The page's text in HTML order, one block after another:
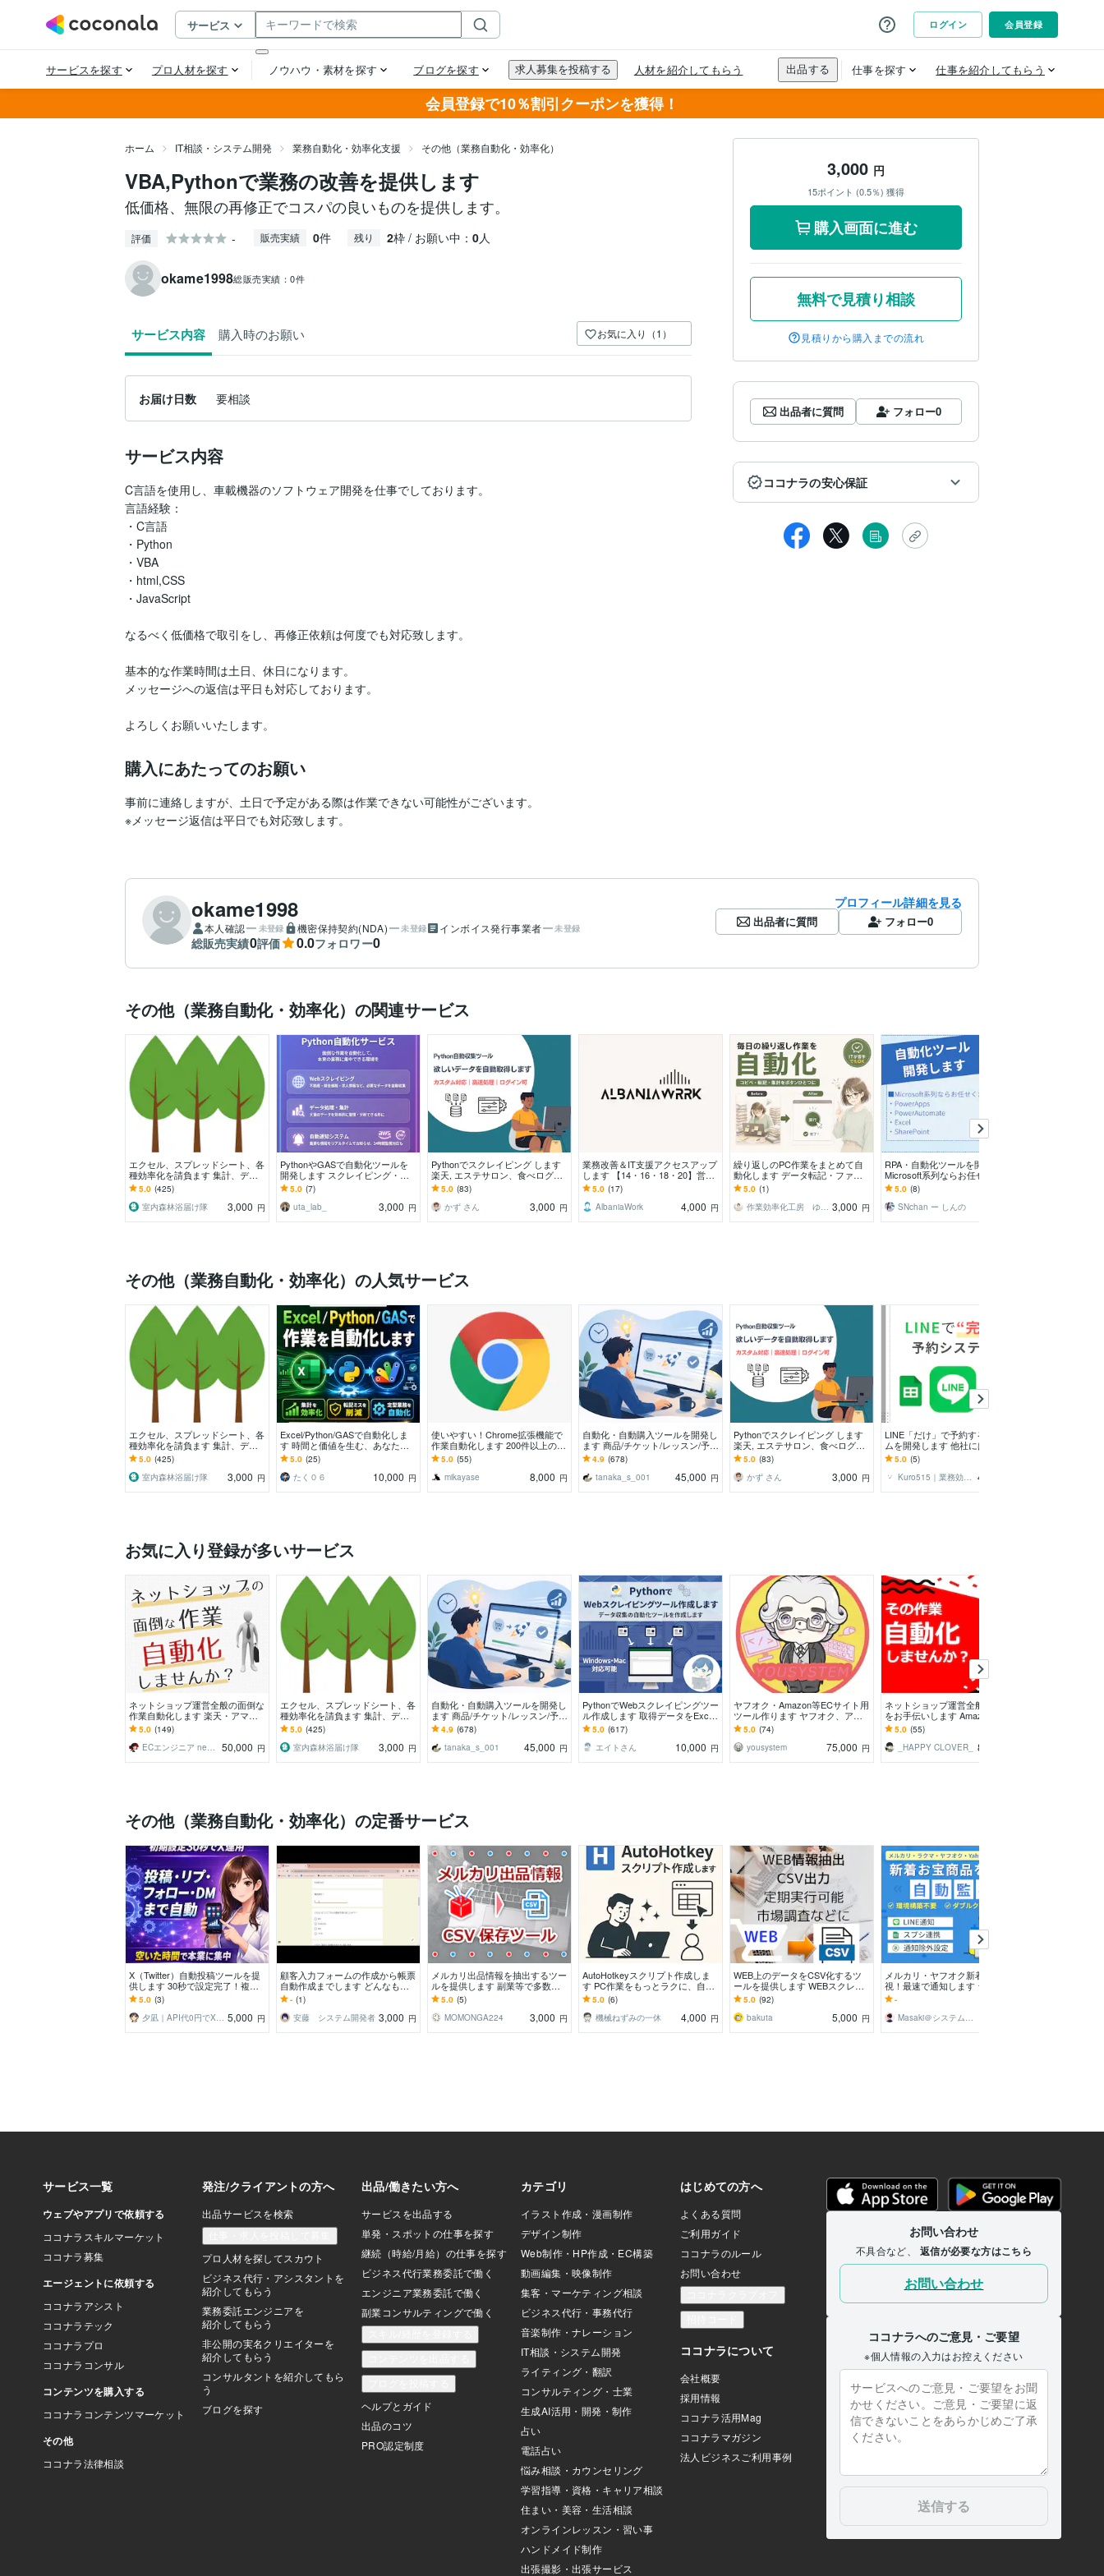
会員登録で10％割引クーポンを獲得！
ホーム IT相談・システム開発 業務自動化・効率化支援 その他（業務自動化・効率化）
VBA,Pythonで業務の改善を提供します
低価格、無限の再修正でコスパの良いものを提供します。
評価 - 販売実績 0件 残り 2枠 / お願い中： 0人
okame1998総販売実績：0件
サービス内容 購入時のお願い お気に入り（1）
お届け日数 要相談
サービス内容
C言語を使用し、車載機器のソフトウェア開発を仕事でしております。
言語経験：
・C言語
・Python
・VBA
・html,CSS
・JavaScript
なるべく低価格で取引をし、再修正依頼は何度でも対応致します。
基本的な作業時間は土日、休日になります。
メッセージへの返信は平日も対応しております。
よろしくお願いいたします。
購入にあたってのお願い
事前に連絡しますが、土日で予定がある際は作業できない可能性がございます。
※メッセージ返信は平日でも対応致します。
3,000 円
15ポイント (0.5％) 獲得
購入画面に進む
無料で見積り相談
見積りから購入までの流れ
出品者に質問 フォロー0
ココナラの安心保証
okame1998
本人確認 未登録 機密保持契約(NDA) 未登録 インボイス発行事業者 未登録
総販売実績0評価 0.0フォロワー0
プロフィール詳細を見る
出品者に質問 フォロー0
その他（業務自動化・効率化）の関連サービス
エクセル、スプレッドシート、各
種効率化を請負ます 集計、デー
タ分析、管理表、業務効率化はお
任せ下さい！
5.0 (425)
室内森林浴届け隊
3,000 円
PythonやGASで自動化ツールを
開発します スクレイピング・通
知・API連携など
5.0 (7)
uta_lab_
3,000 円
Pythonでスクレイピング します
楽天, エステサロン、食べログの
データ収集経験あり
5.0 (83)
かず さん
3,000 円
業務改善＆IT支援アクセスアップ
します 【14・16・18・20】営
業・求人・内部構築
5.0 (17)
AlbaniaWork
4,000 円
繰り返しのPC作業をまとめて自
動化します データ転記・ファイ
ル整理をボタン1つに（Python対
応）
5.0 (1)
作業効率化工房 ゆうか 3,000 円
RPA・自動化ツールを開発します
Microsoft系列ならお任せくださ
い！！
5.0 (8)
SNchan ー しんの
その他（業務自動化・効率化）の人気サービス
エクセル、スプレッドシート、各
種効率化を請負ます 集計、デー
タ分析、管理表、業務効率化はお
任せ下さい！
5.0 (425)
室内森林浴届け隊
3,000 円
Excel/Python/GASで自動化しま
す 時間と価値を生む、あなたの
自動化
5.0 (25)
たく０６
10,000 円
使いやすい！Chrome拡張機能で
作業自動化します 200件以上の自
動化実績でご要望にお応えしま
す。
5.0 (55)
mikayase
8,000 円
自動化・自動購入ツールを開発し
ます 商品/チケット/レッスン/予約
など何でもどうぞ！
4.9 (678)
tanaka_s_001
45,000 円
Pythonでスクレイピング します
楽天, エステサロン、食べログの
データ収集経験あり
5.0 (83)
かず さん
3,000 円
LINE「だけ」で予約するシステ
ムを開発します 他社にはないオ
ーダーメイド予約システムで簡単
管理！
5.0 (5)
Kuro515｜業務効率化のプロ 40,000
お気に入り登録が多いサービス
ネットショップ運営全般の面倒な
作業自動化します 楽天・アマゾ
ン・ヤフーショッピング面倒な作
業してませんか？
5.0 (149)
ECエンジニア neger
50,000 円
エクセル、スプレッドシート、各
種効率化を請負ます 集計、デー
タ分析、管理表、業務効率化はお
任せ下さい！
5.0 (425)
室内森林浴届け隊
3,000 円
自動化・自動購入ツールを開発し
ます 商品/チケット/レッスン/予約
など何でもどうぞ！
4.9 (678)
tanaka_s_001
45,000 円
PythonでWebスクレイピングツー
ル作成します 取得データをExcel/
スプレッドシートへ自動出力しま
す
5.0 (617)
エイトさん
10,000 円
ヤフオク・Amazon等ECサイト用
ツール作ります ヤフオク、アマ
ゾン等を頻繁にお使いの方へツー
ルを開発します。
5.0 (74)
yousystem
75,000 円
ネットショップ運営全般の自動化
をお手伝いします Amazon・Yaho
oショッピング・ヤフオク・メル
カリなど
5.0 (55)
_HAPPY CLOVER_
80,000
その他（業務自動化・効率化）の定番サービス
X（Twitter）自動投稿ツールを提
供します 30秒で設定完了！複数
アカ一括管理！プロキシ対応！
5.0 (3)
夕凪｜API代0円でX完全自動化 5,000 円
顧客入力フォームの作成から帳票
自動作成までします どんなもの
でも3,000円で作成します‼
- (1)
安藤 システム開発者 3,000 円
メルカリ出品情報を抽出するツー
ルを提供します 副業等で多数出
品しており、再出品用に在庫情報
取得したい方に！
5.0 (5)
MOMONGA224
3,000 円
AutoHotkeyスクリプト作成しま
す PC作業をもっとラクに、自動
化してみませんか？
5.0 (6)
機械ねずみの一休
4,000 円
WEB上のデータをCSV化するツ
ールを提供します WEBスクレイ
ピング 購入前に動作確認用のツ
ールを提供します
5.0 (92)
bakuta
5,000 円
メルカリ・ヤフオク新着を自動監
視！最速で通知します ラクマ/Ya
hooフリマ対応！せどり仕入れ・
リサーチを自動化
-
Masaki＠システムで効率化・自動化